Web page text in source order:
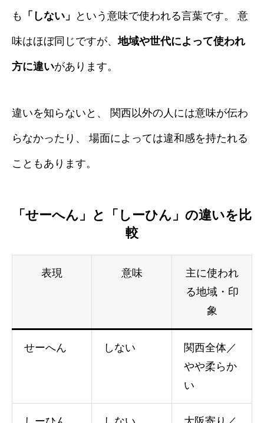
も 「しない」 という意味で使われる言葉です。 意
味はほぼ同じですが、地域や世代によって使われ
方に違いがあります。
違いを知らないと、 関西以外の人には意味が伝わ
らなかったり、 場面によっては違和感を持たれる
こともあります。
「せーへん」と「しーひん」の違いを比
較
表現 意味
主に使われ
る地域・印
象
せーへん しない
関西全体／
やや柔らか
い